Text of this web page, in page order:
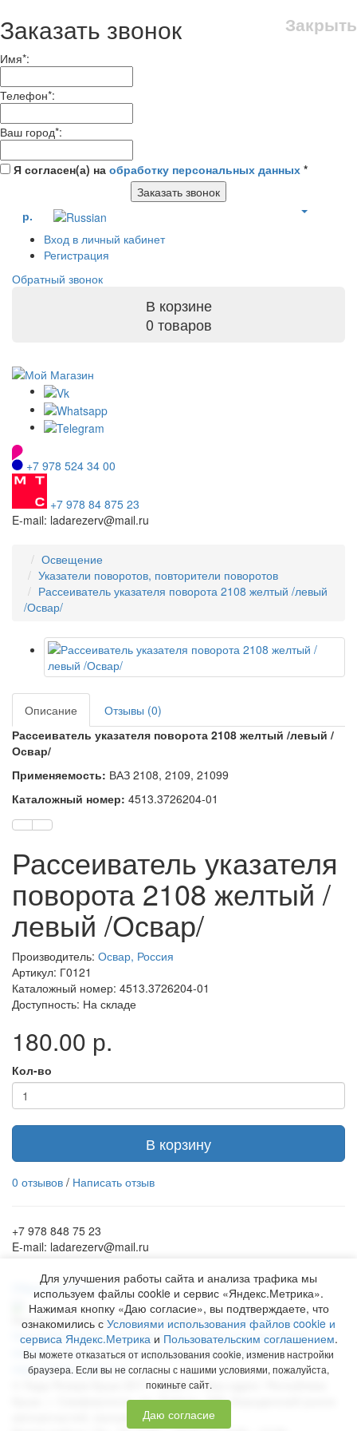
Закрыть
Заказать звонок
Имя*:
Телефон*:
Ваш город*:
Я согласен(а) на обработку персональных данных *
Заказать звонок
р.
Вход в личный кабинет
Регистрация
Обратный звонок
В корзине
0 товаров
+7 978 524 34 00
+7 978 84 875 23
E-mail: ladarezerv@mail.ru
Освещение
Указатели поворотов, повторители поворотов
Рассеиватель указателя поворота 2108 желтый /левый
/Освар/
Описание
Отзывы (0)
Рассеиватель указателя поворота 2108 желтый /левый /
Освар/
Применяемость: ВАЗ 2108, 2109, 21099
Каталожный номер: 4513.3726204-01
Рассеиватель указателя
поворота 2108 желтый /
левый /Освар/
Производитель: Освар, Россия
Артикул: Г0121
Каталожный номер: 4513.3726204-01
Доступность: На складе
180.00 р.
Кол-во
В корзину
0 отзывов / Написать отзыв
+7 978 848 75 23
E-mail: ladarezerv@mail.ru
Обратный звонок
Рекламу в Симферополе заказывают наwww.ra-salgir.ru.
Пользовательское соглашение Политика использования
cookies и Яндекс.Метрики Согласие на обработку
персональных данных
2017 - 2026 гг. Наш адрес:
Симферополь,пр. Победы, 230, Бородинский рынок
автозапчастей, магазин № 158
Для улучшения работы сайта и анализа трафика мы
используем файлы cookie и сервис «Яндекс.Метрика».
Нажимая кнопку «Даю согласие», вы подтверждаете, что
ознакомились с Условиями использования файлов cookie и
сервиса Яндекс.Метрикаи Пользовательским соглашением.
Вы можете отказаться от использования cookie, изменив настройки
браузера. Если вы не согласны с нашими условиями, пожалуйста,
покиньте сайт.
Даю согласие